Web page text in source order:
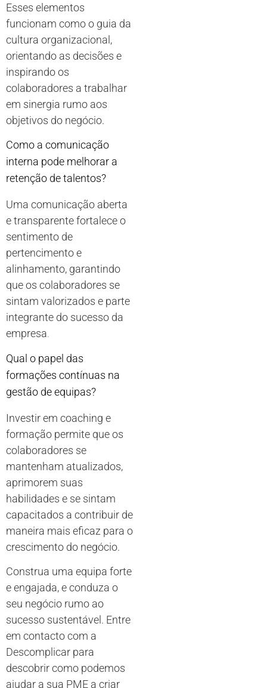
Esses elementos
funcionam como o guia da
cultura organizacional,
orientando as decisões e
inspirando os
colaboradores a trabalhar
em sinergia rumo aos
objetivos do negócio.
Como a comunicação
interna pode melhorar a
retenção de talentos?
Uma comunicação aberta
e transparente fortalece o
sentimento de
pertencimento e
alinhamento, garantindo
que os colaboradores se
sintam valorizados e parte
integrante do sucesso da
empresa.
Qual o papel das
formações contínuas na
gestão de equipas?
Investir em coaching e
formação permite que os
colaboradores se
mantenham atualizados,
aprimorem suas
habilidades e se sintam
capacitados a contribuir de
maneira mais eficaz para o
crescimento do negócio.
Construa uma equipa forte
e engajada, e conduza o
seu negócio rumo ao
sucesso sustentável. Entre
em contacto com a
Descomplicar para
descobrir como podemos
ajudar a sua PME a criar